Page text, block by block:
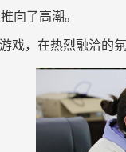
向了高潮。
戏，在热烈融洽的